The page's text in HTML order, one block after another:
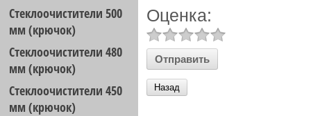
Стеклоочистители 500
мм (крючок)
Стеклоочистители 480
мм (крючок)
Стеклоочистители 450
мм (крючок)
Оценка:
Назад